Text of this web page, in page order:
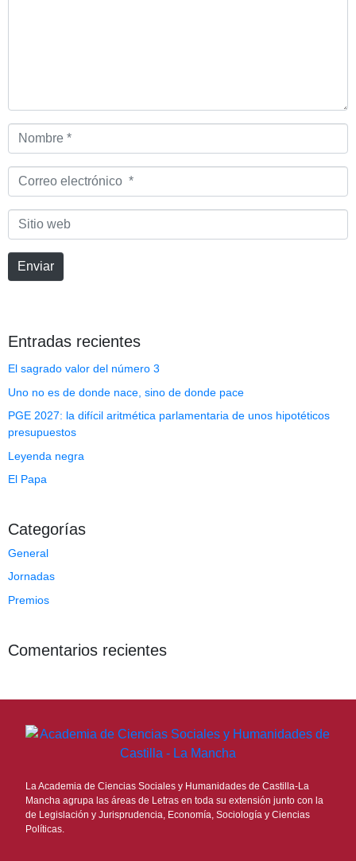
Nombre
*
Correo
electrónico
*Sitio
web
Enviar
Entradas recientes
El sagrado valor del número 3
Uno no es de donde nace, sino de donde pace
PGE 2027: la difícil aritmética parlamentaria de unos hipotéticos
presupuestos
Leyenda negra
El Papa
Categorías
General
Jornadas
Premios
Comentarios recientes
La Academia de Ciencias Sociales y Humanidades de Castilla-La
Mancha agrupa las áreas de Letras en toda su extensión junto con la
de Legislación y Jurisprudencia, Economía, Sociología y Ciencias
Políticas.